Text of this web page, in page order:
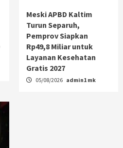
Meski APBD Kaltim
Turun Separuh,
Pemprov Siapkan
Rp49,8 Miliar untuk
Layanan Kesehatan
Gratis 2027
05/08/2026 admin1 mk